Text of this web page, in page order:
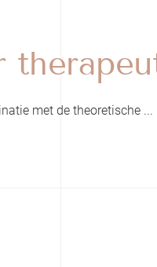
met de theoretische ...